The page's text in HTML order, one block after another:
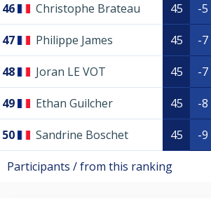
46 Christophe Brateau 45 -5
47 Philippe James 45 -7
48 Joran LE VOT 45 -7
49 Ethan Guilcher 45 -8
50 Sandrine Boschet 45 -9
Participants / from this ranking